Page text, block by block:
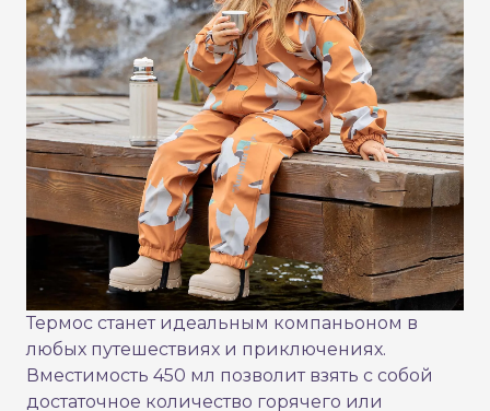
Термос станет идеальным компаньоном в
любых путешествиях и приключениях.
Вместимость 450 мл позволит взять с собой
достаточное количество горячего или